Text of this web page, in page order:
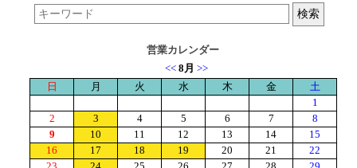
営業カレンダー